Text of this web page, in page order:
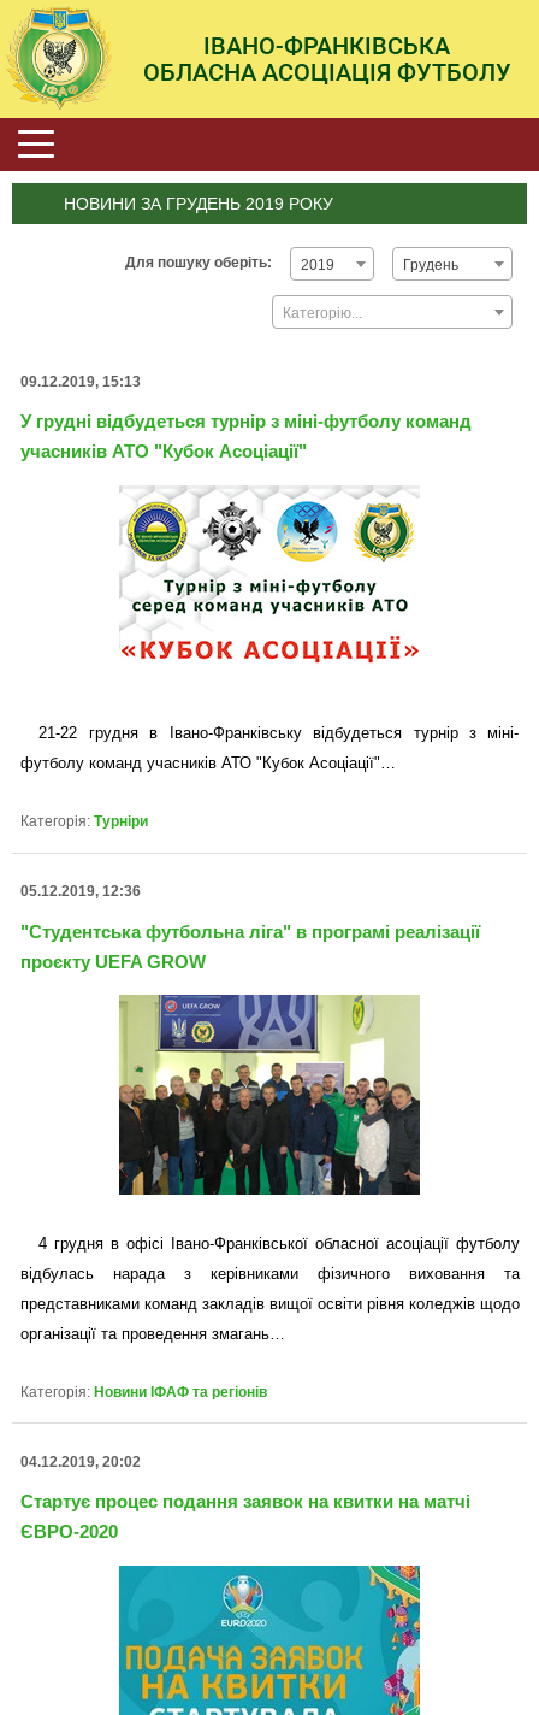
ІВАНО-ФРАНКІВСЬКА
ОБЛАСНА АСОЦІАЦІЯ ФУТБОЛУ
НОВИНИ ЗА ГРУДЕНЬ 2019 РОКУ
Для пошуку оберіть: 2019 Грудень
Категорію...
09.12.2019, 15:13
У грудні відбудеться турнір з міні-футболу команд
учасників АТО "Кубок Асоціації"
21-22 грудня в Івано-Франківську відбудеться турнір з міні-
футболу команд учасників АТО "Кубок Асоціації"…
Категорія: Турніри
05.12.2019, 12:36
"Студентська футбольна ліга" в програмі реалізації
проєкту UEFA GROW
4 грудня в офісі Івано-Франківської обласної асоціації футболу
відбулась нарада з керівниками фізичного виховання та
представниками команд закладів вищої освіти рівня коледжів щодо
організації та проведення змагань…
Категорія: Новини ІФАФ та регіонів
04.12.2019, 20:02
Стартує процес подання заявок на квитки на матчі
ЄВРО-2020